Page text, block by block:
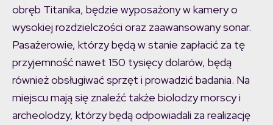
obręb Titanika, będzie wyposażony w kamery o
wysokiej rozdzielczości oraz zaawansowany sonar.
Pasażerowie, którzy będą w stanie zapłacić za tę
przyjemność nawet 150 tysięcy dolarów, będą
również obsługiwać sprzęt i prowadzić badania. Na
miejscu mają się znaleźć także biolodzy morscy i
archeolodzy, którzy będą odpowiadali za realizację